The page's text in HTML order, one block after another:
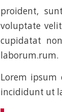
proident,
voluptate
cupidatat
laborum.rum.
Lorem ipsum
incididunt ut